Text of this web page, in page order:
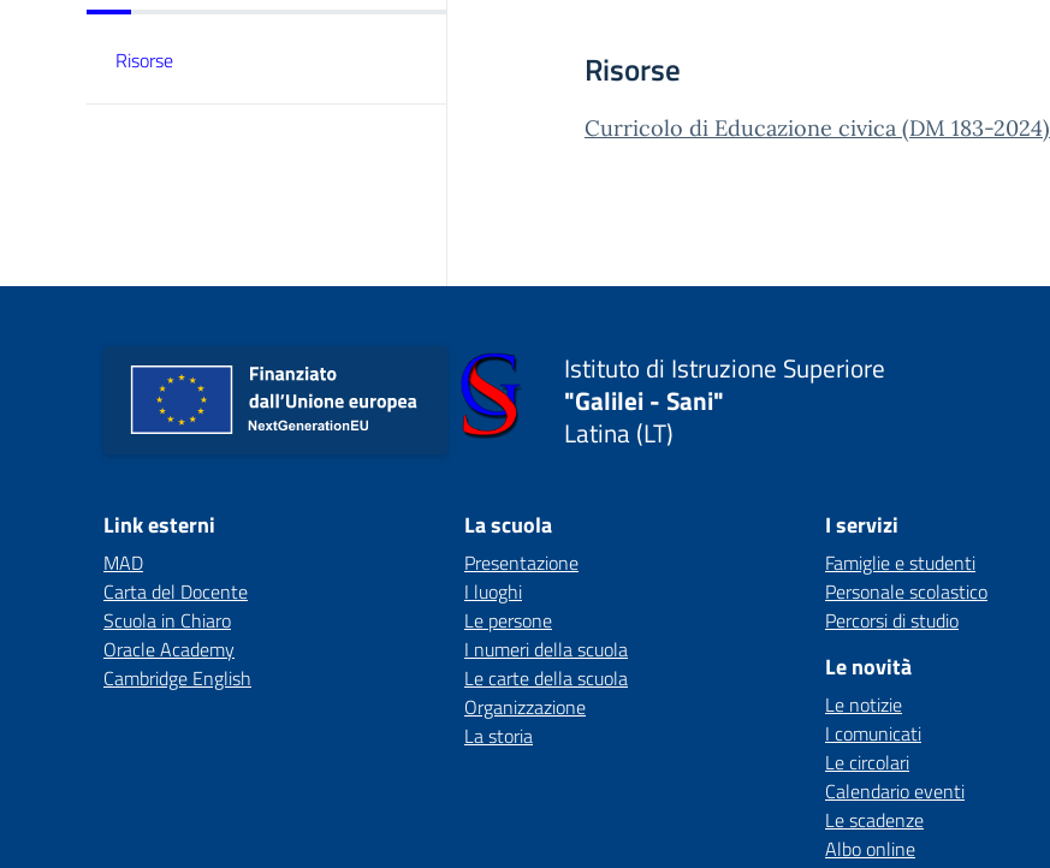
Risorse Risorse
Curricolo di Educazione civica (DM 183-2024)
Istituto di Istruzione Superiore
"Galilei - Sani"
Latina (LT)
Link esterni
MAD
Carta del Docente
Scuola in Chiaro
Oracle Academy
Cambridge English
La scuola
Presentazione
I luoghi
Le persone
I numeri della scuola
Le carte della scuola
Organizzazione
La storia
I servizi
Famiglie e studenti
Personale scolastico
Percorsi di studio
Le novità
Le notizie
I comunicati
Le circolari
Calendario eventi
Le scadenze
Albo online